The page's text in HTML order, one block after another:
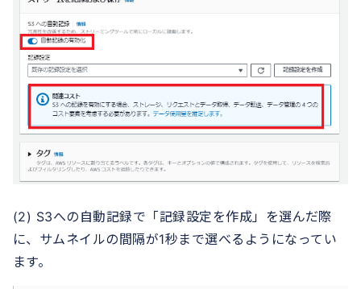
(2) S3への自動記録で「記録設定を作成」を選んだ際
に、サムネイルの間隔が1秒まで選べるようになってい
ます。